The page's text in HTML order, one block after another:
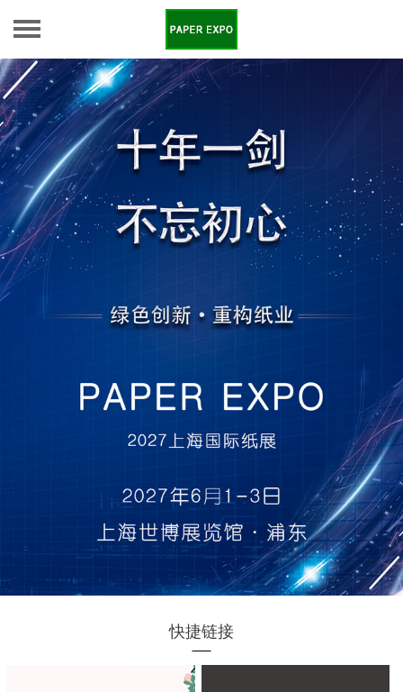
快捷链接